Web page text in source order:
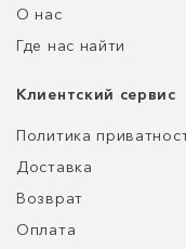
О нас
Где нас найти
Клиентский сервис
Политика
Доставка
Возврат
Оплата